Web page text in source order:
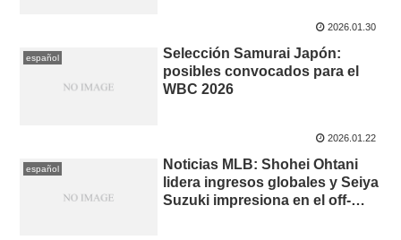
2026.01.30
español
Selección Samurai Japón:
posibles convocados para el
WBC 2026
2026.01.22
español
Noticias MLB: Shohei Ohtani
lidera ingresos globales y Seiya
Suzuki impresiona en el off-